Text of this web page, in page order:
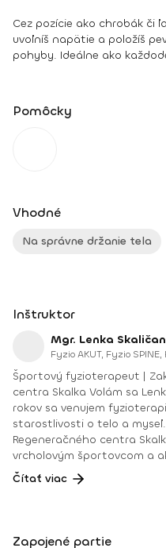
Cez pozície ako chrobák či
uvoľníš napätie a položíš
pohyby. Ideálne ako
Pomôcky
Vhodné
Na správne držanie tela
Inštruktor
Mgr. Lenka
Fyzio AKUT, Fyzio SPINE,
Športový fyzioterapeut |
centra Skalka Volám sa Lenka Skaličanová a viac než 11
rokov sa venujem
starostlivosti o telo a
Regeneračného centra
vrcholovým športovcom a
problémy, predchádzať
Verím, že telo a myseľ sú
pomôcť nielen fyzicky, ale
Čítať viac
Zapojené partie